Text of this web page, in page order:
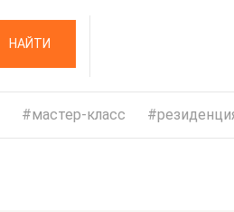
НАЙТИ
мастер-класс